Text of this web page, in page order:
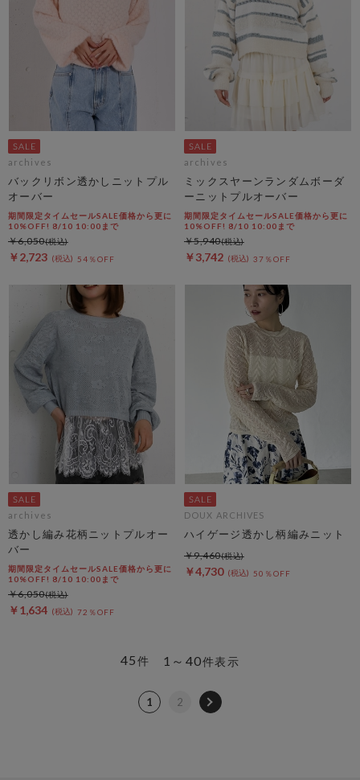
archives
バックリボン透かしニットプル
オーバー
期間限定タイムセールSALE価格から更に
10%OFF! 8/10 10:00まで
￥2,723 54％OFF
￥6,050
archives
ミックスヤーンランダムボーダ
ーニットプルオーバー
期間限定タイムセールSALE価格から更に
10%OFF! 8/10 10:00まで
￥3,742 37％OFF
￥5,940
archives
透かし編み花柄ニットプルオー
バー
期間限定タイムセールSALE価格から更に
10%OFF! 8/10 10:00まで
￥1,634 72％OFF
￥6,050
DOUX ARCHIVES
ハイゲージ透かし柄編みニット
￥4,730 50％OFF
￥9,460
1～40件表示
45件
1 2